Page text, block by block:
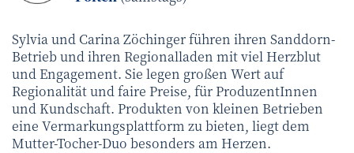
Sylvia und Carina Zöchinger führen ihren Sanddorn-
Betrieb und ihren Regionalladen mit viel Herzblut
und Engagement. Sie legen großen Wert auf
Regionalität und faire Preise, für ProduzentInnen
und Kundschaft. Produkten von kleinen Betrieben
eine Vermarkungsplattform zu bieten, liegt dem
Mutter-Tocher-Duo besonders am Herzen.